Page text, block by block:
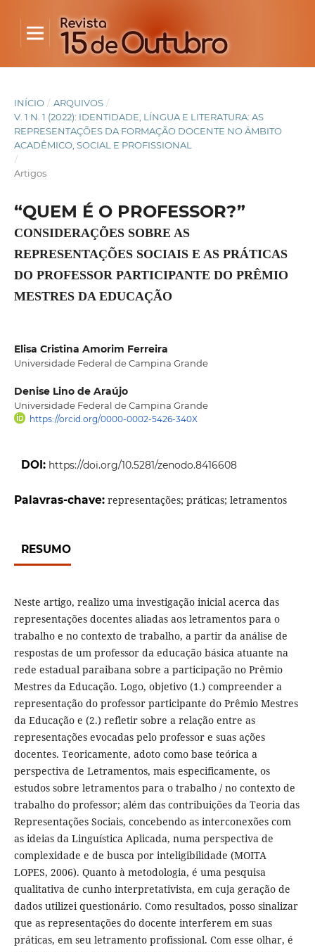
INÍCIO / ARQUIVOS /
V. 1 N. 1 (2022): IDENTIDADE, LÍNGUA E LITERATURA: AS
REPRESENTAÇÕES DA FORMAÇÃO DOCENTE NO ÂMBITO
ACADÊMICO, SOCIAL E PROFISSIONAL
/
Artigos
“QUEM É O PROFESSOR?”
CONSIDERAÇÕES SOBRE AS
REPRESENTAÇÕES SOCIAIS E AS PRÁTICAS
DO PROFESSOR PARTICIPANTE DO PRÊMIO
MESTRES DA EDUCAÇÃO
Elisa Cristina Amorim Ferreira
Universidade Federal de Campina Grande
Denise Lino de Araújo
Universidade Federal de Campina Grande
https://orcid.org/0000-0002-5426-340X
DOI: https://doi.org/10.5281/zenodo.8416608
Palavras-chave: representações; práticas; letramentos
RESUMO
Neste artigo, realizo uma investigação inicial acerca das
representações docentes aliadas aos letramentos para o
trabalho e no contexto de trabalho, a partir da análise de
respostas de um professor da educação básica atuante na
rede estadual paraibana sobre a participação no Prêmio
Mestres da Educação. Logo, objetivo (1.) compreender a
representação do professor participante do Prêmio Mestres
da Educação e (2.) refletir sobre a relação entre as
representações evocadas pelo professor e suas ações
docentes. Teoricamente, adoto como base teórica a
perspectiva de Letramentos, mais especificamente, os
estudos sobre letramentos para o trabalho / no contexto de
trabalho do professor; além das contribuições da Teoria das
Representações Sociais, concebendo as interconexões com
as ideias da Linguística Aplicada, numa perspectiva de
complexidade e de busca por inteligibilidade (MOITA
LOPES, 2006). Quanto à metodologia, é uma pesquisa
qualitativa de cunho interpretativista, em cuja geração de
dados utilizei questionário. Como resultados, posso sinalizar
que as representações do docente interferem em suas
práticas, em seu letramento profissional. Com esse olhar, é